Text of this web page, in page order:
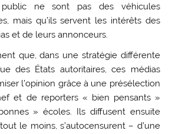
ne sont pas des véhicules
mais qu’ils servent les intérêts des
et de leurs annonceurs.
que, dans une stratégie différente
des États autoritaires, ces médias
l’opinion grâce à une présélection
et de reporters « bien pensants »
» écoles. Ils diffusent ensuite
le moins, s’autocensurent – d’une